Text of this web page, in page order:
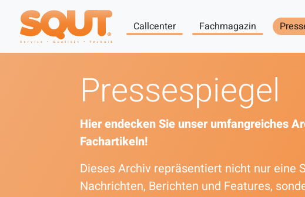
Callcenter Fachmagazin
Pressespiegel
Hier endecken Sie unser umfangreiches
Fachartikeln!
Dieses Archiv repräsentiert nicht nur eine
Nachrichten, Berichten und Features,